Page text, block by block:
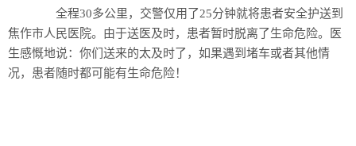
全程30多公里，交警仅用了25分钟就将患者安全护送到
焦作市人民医院。由于送医及时，患者暂时脱离了生命危险。医
生感慨地说：你们送来的太及时了，如果遇到堵车或者其他情
况，患者随时都可能有生命危险！